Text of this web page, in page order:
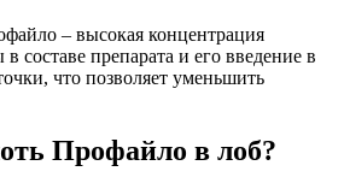
– высокая концентрация
составе препарата и его введение в
что позволяет уменьшить
Профайло в лоб?